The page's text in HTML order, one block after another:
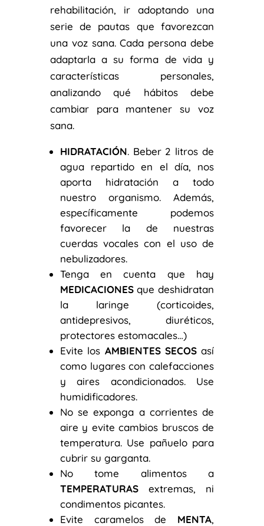
rehabilitación, ir adoptando una
serie de pautas que favorezcan
una voz sana. Cada persona debe
adaptarla a su forma de vida y
características personales,
analizando qué hábitos debe
cambiar para mantener su voz
sana.
HIDRATACIÓN. Beber 2 litros de
agua repartido en el día, nos
aporta hidratación a todo
nuestro organismo. Además,
específicamente podemos
favorecer la de nuestras
cuerdas vocales con el uso de
nebulizadores.
Tenga en cuenta que hay
MEDICACIONESque deshidratan
la laringe (corticoides,
antidepresivos, diuréticos,
protectores estomacales…)
Evite los AMBIENTES SECOSasí
como lugares con calefacciones
y aires acondicionados. Use
humidificadores.
No se exponga a corrientes de
aire y evite cambios bruscos de
temperatura. Use pañuelo para
cubrir su garganta.
No tome alimentos a
TEMPERATURASextremas, ni
condimentos picantes.
Evite caramelos de MENTA,